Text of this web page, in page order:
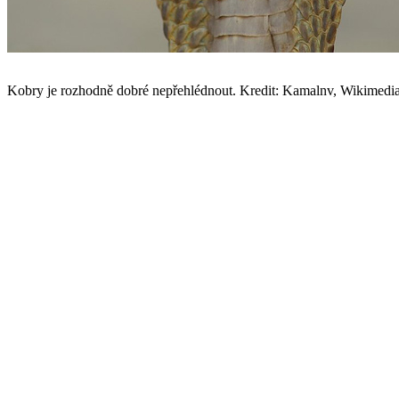
Kobry je rozhodně dobré nepřehlédnout. Kredit: Kamalnv,